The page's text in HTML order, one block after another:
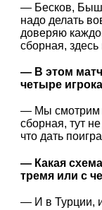
— Бесков,
надо делать
доверяю
сборная, здесь
— В этом
четыре
— Мы смотрим
сборная, тут
что дать
— Какая
тремя или с
— И в Турции,